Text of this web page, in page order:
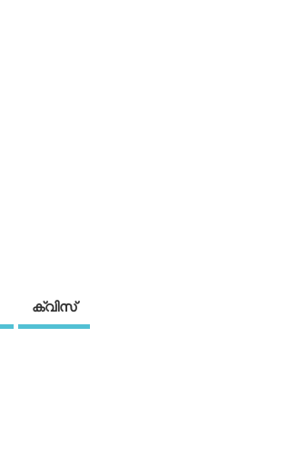
ക്വിസ്